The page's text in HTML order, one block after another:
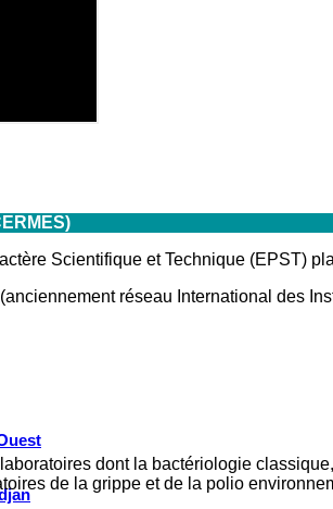
Scientifique et Technique (EPST)
(anciennement réseau International des
dont la bactériologie
de la grippe et de la polio